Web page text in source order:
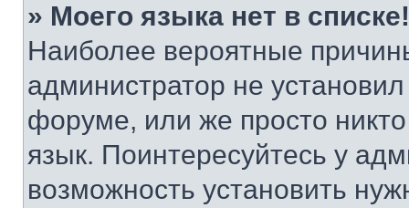
» Моего языка нет в списке!
Наиболее вероятные
администратор не
форуме, или же просто
язык. Поинтересуйтесь у
возможность установить